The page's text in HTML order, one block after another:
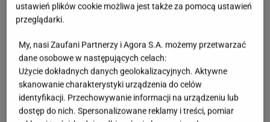
wersji będzie prezentował się znakomicie. Szary
sweterto inwestycja w komfort i uniwersalny styl,
który nigdy nie wychodzi zmody
ustawień plików cookie możliwa jest także za pomocą ustawień
przeglądarki.
My, nasi Zaufani Partnerzy i Agora S.A. możemy przetwarzać
dane osobowe w następujących celach:
Użycie dokładnych danych geolokalizacyjnych. Aktywne
skanowanie charakterystyki urządzenia do celów
identyfikacji. Przechowywanie informacji na urządzeniu lub
dostęp do nich. Spersonalizowane reklamy i treści, pomiar